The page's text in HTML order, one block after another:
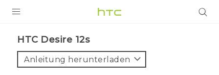
VIVE
HTC Desire 12s‎
Anleitung herunterladen